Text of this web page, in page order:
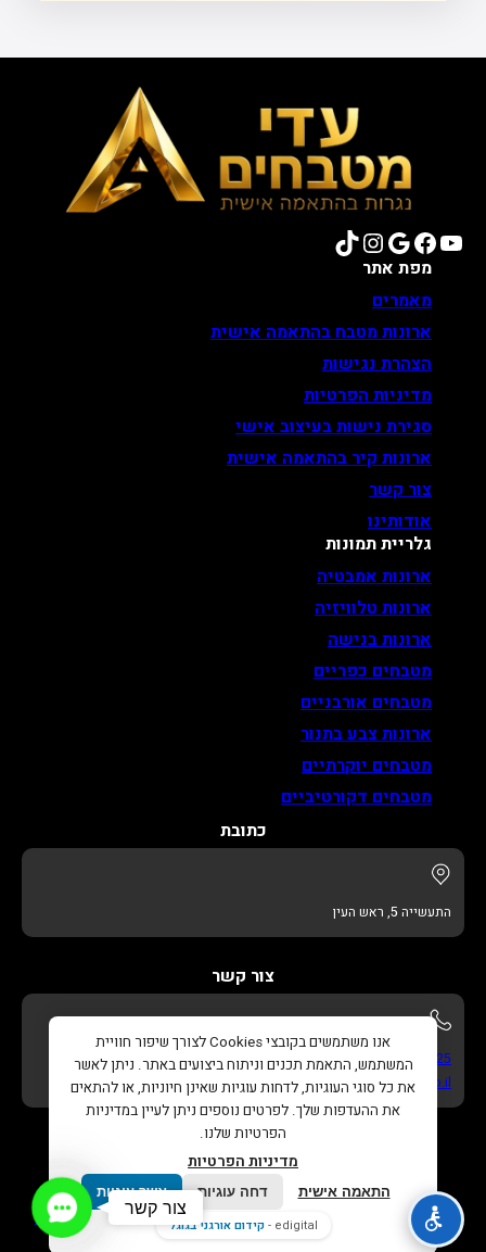
YouTube
Facebook
Google
Instagram
TikTok
מפת אתר
מאמרים
ארונות מטבח בהתאמה אישית
הצהרת נגישות
מדיניות הפרטיות
סגירת נישות בעיצוב אישי
ארונות קיר בהתאמה אישית
צור קשר
אודותינו
גלריית תמונות
ארונות אמבטיה
ארונות טלוויזיה
ארונות בנישה
מטבחים כפריים
מטבחים אורבניים
ארונות צבע בתנור
מטבחים יוקרתיים
מטבחים דקורטיביים
כתובת
התעשייה 5, ראש העין
צור קשר
052-622-3325
info@adikitchens.co.il
כל הזכויות שמורות © 2026 |
עדי מטבחים – נגרות בהתאמה
אישית
Edigital.co.il
אנו משתמשים בקובצי Cookies לצורך שיפור חוויית
המשתמש, התאמת תכנים וניתוח ביצועים באתר. ניתן לאשר
את כל סוגי העוגיות, לדחות עוגיות שאינן חיוניות, או להתאים
את ההעדפות שלך. לפרטים נוספים ניתן לעיין במדיניות
הפרטיות שלנו.
מדיניות הפרטיות
התאמה אישית דחה עוגיות אשר עוגיות
edigital - קידום אורגני בגוגל
Contact
Us
צור קשר